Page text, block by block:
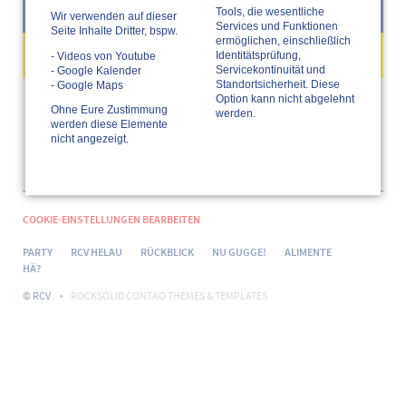
Navigation
überspringen
Bitte wähle das gewünschte Thema aus den Unterpunkten
vonNU GUGGE!aus.
COOKIE-EINSTELLUNGEN BEARBEITEN
ÜBERSPRINGEN
PARTY RCV HELAU RÜCKBLICK NU GUGGE!
ALIMENTE
HÄ?
© RCV
ROCKSOLID CONTAO THEMES & TEMPLATES
Wir verwenden auf dieser
Seite Inhalte Dritter, bspw.
- Videos von Youtube
- Google Kalender
- Google Maps
Ohne Eure Zustimmung
werden diese Elemente
nicht angezeigt.
Tools, die wesentliche
Services und Funktionen
ermöglichen, einschließlich
Identitätsprüfung,
Servicekontinuität und
Standortsicherheit. Diese
Option kann nicht abgelehnt
werden.